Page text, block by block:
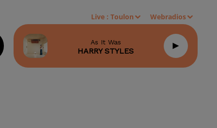
Live :Toulon Webradios
As It Was
HARRY STYLES